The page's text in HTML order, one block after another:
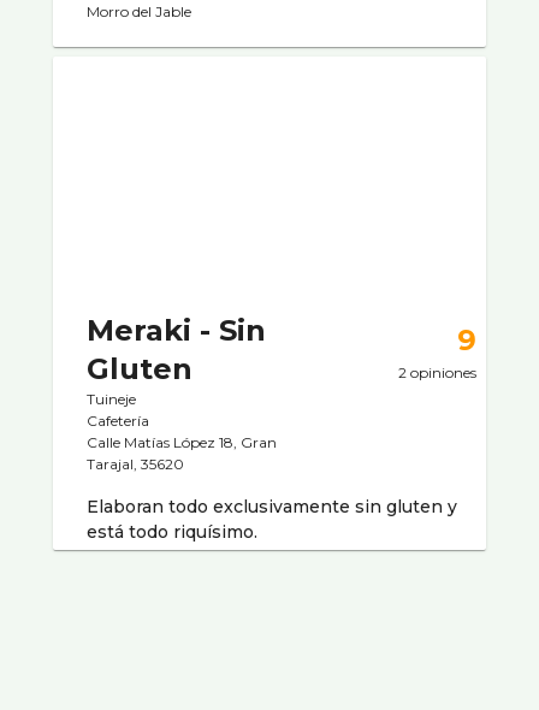
Morro del Jable
Meraki - Sin
Gluten
Tuineje
Cafeterí­a
Calle Matías López 18, Gran
Tarajal, 35620
9
2 opiniones
Elaboran todo exclusivamente sin gluten y
está todo riquísimo.